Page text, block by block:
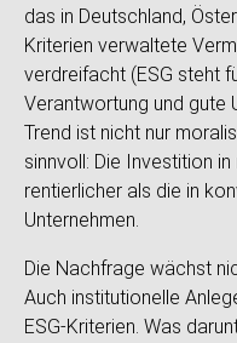
das in Deutschland,
Kriterien verwaltete
verdreifacht (ESG steht
Verantwortung und gute
Trend ist nicht nur
sinnvoll: Die Investition
rentierlicher als die in
Unternehmen.
Die Nachfrage wächst
Auch institutionelle
ESG-Kriterien. Was